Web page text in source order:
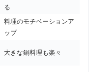
る
料理のモチベーションア
ップ
大きな鍋料理も楽々